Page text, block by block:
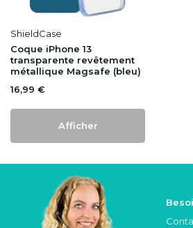
ShieldCase
Coque iPhone 13
transparente revêtement
métallique Magsafe (bleu)
16,99 €
Afficher